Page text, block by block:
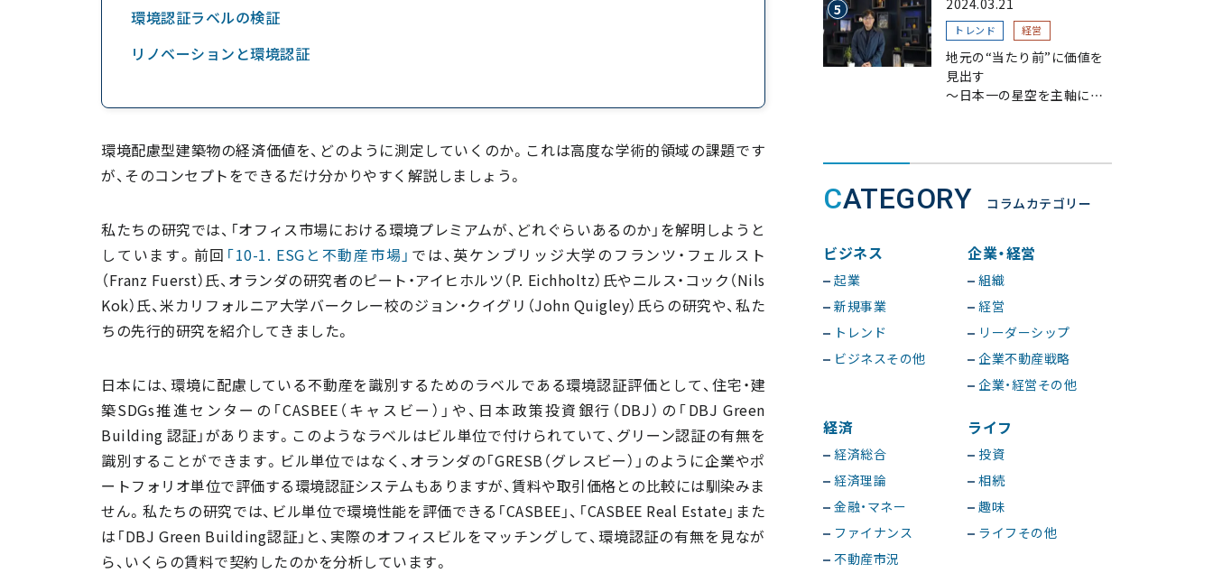
環境認証ラベルの検証
リノベーションと環境認証
環境配慮型建築物の経済価値を、どのように測定していくのか。これは高度な学術的領域の課題です
が、そのコンセプトをできるだけ分かりやすく解説しましょう。
私たちの研究では、「オフィス市場における環境プレミアムが、どれぐらいあるのか」を解明しようと
しています。前回 「10-1. ESGと不動産市場」 では、英ケンブリッジ大学のフランツ・フェルスト
（Franz Fuerst）氏、オランダの研究者のピート・アイヒホルツ（P. Eichholtz）氏やニルス・コック（Nils
Kok）氏、米カリフォルニア大学バークレー校のジョン・クイグリ（John Quigley）氏らの研究や、私た
ちの先行的研究を紹介してきました。
日本には、環境に配慮している不動産を識別するためのラベルである環境認証評価として、住宅・建
築SDGs推進センターの「CASBEE（キャスビー）」や、日本政策投資銀行（DBJ）の「DBJ Green
Building 認証」があります。このようなラベルはビル単位で付けられていて、グリーン認証の有無を
識別することができます。ビル単位ではなく、オランダの「GRESB（グレスビー）」のように企業やポ
ートフォリオ単位で評価する環境認証システムもありますが、賃料や取引価格との比較には馴染みま
せん。私たちの研究では、ビル単位で環境性能を評価できる「CASBEE」、「CASBEE Real Estate」また
は「DBJ Green Building認証」と、実際のオフィスビルをマッチングして、環境認証の有無を見なが
ら、いくらの賃料で契約したのかを分析しています。
2024.03.21
トレンド 経営
地元の“当たり前”に価値を
見出す
〜日本一の星空を主軸にし
CATEGORY コラムカテゴリー
ビジネス
起業
新規事業
トレンド
ビジネスその他
企業・経営
組織
経営
リーダーシップ
企業不動産戦略
企業・経営その他
経済
経済総合
経済理論
金融・マネー
ファイナンス
不動産市況
ライフ
投資
相続
趣味
ライフその他